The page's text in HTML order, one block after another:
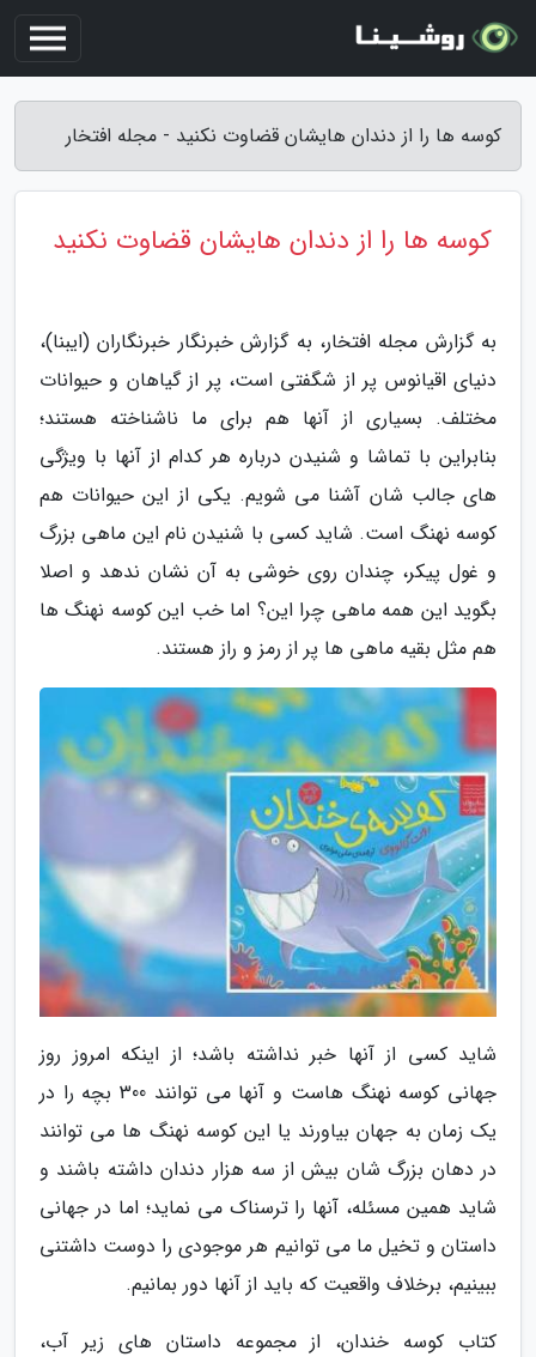
کوسه ها را از دندان هایشان قضاوت نکنید - مجله افتخار
کوسه ها را از دندان هایشان قضاوت نکنید
به گزارش مجله افتخار، به گزارش خبرنگار خبرنگاران (ایبنا)،
دنیای اقیانوس پر از شگفتی است، پر از گیاهان و حیوانات
مختلف. بسیاری از آنها هم برای ما ناشناخته هستند؛
بنابراین با تماشا و شنیدن درباره هر کدام از آنها با ویژگی
های جالب شان آشنا می شویم. یکی از این حیوانات هم
کوسه نهنگ است. شاید کسی با شنیدن نام این ماهی بزرگ
و غول پیکر، چندان روی خوشی به آن نشان ندهد و اصلا
بگوید این همه ماهی چرا این؟ اما خب این کوسه نهنگ ها
هم مثل بقیه ماهی ها پر از رمز و راز هستند.
شاید کسی از آنها خبر نداشته باشد؛ از اینکه امروز روز
جهانی کوسه نهنگ هاست و آنها می توانند 300 بچه را در
یک زمان به جهان بیاورند یا این کوسه نهنگ ها می توانند
در دهان بزرگ شان بیش از سه هزار دندان داشته باشند و
شاید همین مسئله، آنها را ترسناک می نماید؛ اما در جهانی
داستان و تخیل ما می توانیم هر موجودی را دوست داشتنی
ببینیم، برخلاف واقعیت که باید از آنها دور بمانیم.
کتاب کوسه خندان، از مجموعه داستان های زیر آب،